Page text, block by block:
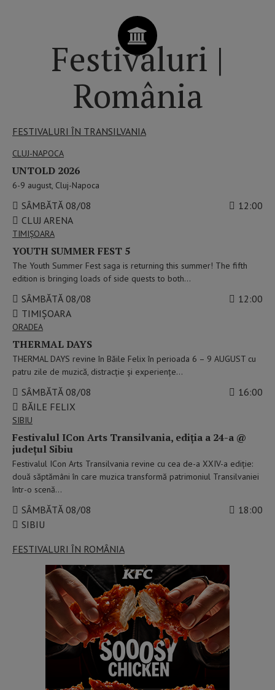
Festivaluri |
România
FESTIVALURI ÎN TRANSILVANIA
CLUJ-NAPOCA
UNTOLD 2026
6-9 august, Cluj-Napoca
SÂMBĂTĂ 08/08
12:00
CLUJ ARENA
TIMIŞOARA
YOUTH SUMMER FEST 5
The Youth Summer Fest saga is returning this summer! The fifth
edition is bringing loads of side quests to both…
SÂMBĂTĂ 08/08
12:00
TIMIȘOARA
ORADEA
THERMAL DAYS
THERMAL DAYS revine în Băile Felix în perioada 6 – 9 AUGUST cu
patru zile de muzică, distracție și experiențe…
SÂMBĂTĂ 08/08
16:00
BĂILE FELIX
SIBIU
Festivalul ICon Arts Transilvania, ediția a 24-a @
județul Sibiu
Festivalul ICon Arts Transilvania revine cu cea de-a XXIV-a ediție:
două săptămâni în care muzica transformă patrimoniul Transilvaniei
într-o scenă…
SÂMBĂTĂ 08/08
18:00
SIBIU
FESTIVALURI ÎN ROMÂNIA